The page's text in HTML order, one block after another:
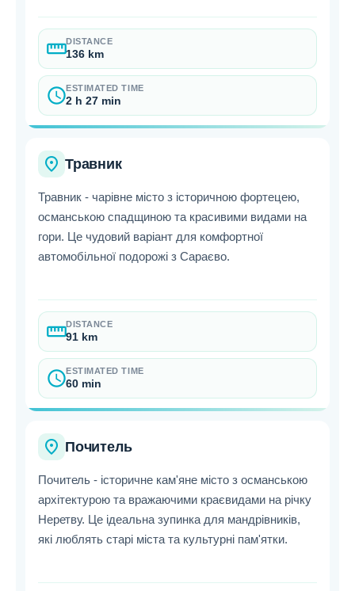
straightenDISTANCE
136 km
scheduleESTIMATED TIME
2 h 27 min
place Травник
Травник - чарівне місто з історичною фортецею,
османською спадщиною та красивими видами на
гори. Це чудовий варіант для комфортної
автомобільної подорожі з Сараєво.
straightenDISTANCE
91 km
scheduleESTIMATED TIME
60 min
place Почитель
Почитель - історичне кам'яне місто з османською
архітектурою та вражаючими краєвидами на річку
Неретву. Це ідеальна зупинка для мандрівників,
які люблять старі міста та культурні пам'ятки.